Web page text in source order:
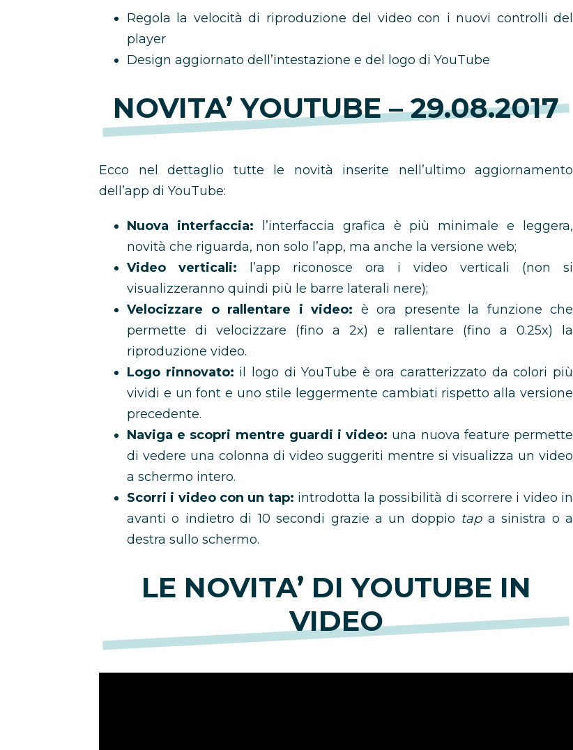
Regola la velocità di riproduzione del video con i nuovi controlli del
player
Design aggiornato dell’intestazione e del logo di YouTube
NOVITA’ YOUTUBE – 29.08.2017
Ecco nel dettaglio tutte le novità inserite nell’ultimo aggiornamento
dell’app di YouTube:
Nuova interfaccia: l’interfaccia grafica è più minimale e leggera,
novità che riguarda, non solo l’app, ma anche la versione web;
Video verticali: l’app riconosce ora i video verticali (non si
visualizzeranno quindi più le barre laterali nere);
Velocizzare o rallentare i video: è ora presente la funzione che
permette di velocizzare (fino a 2x) e rallentare (fino a 0.25x) la
riproduzione video.
Logo rinnovato: il logo di YouTube è ora caratterizzato da colori più
vividi e un font e uno stile leggermente cambiati rispetto alla versione
precedente.
Naviga e scopri mentre guardi i video: una nuova feature permette
di vedere una colonna di video suggeriti mentre si visualizza un video
a schermo intero.
Scorri i video con un tap: introdotta la possibilità di scorrere i video in
avanti o indietro di 10 secondi grazie a un doppio tapa sinistra o a
destra sullo schermo.
LE NOVITA’ DI YOUTUBE IN
VIDEO